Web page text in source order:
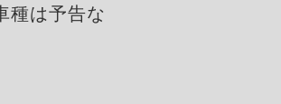
種は予告な